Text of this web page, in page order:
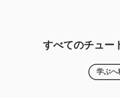
すべてのチュー
学ぶへ